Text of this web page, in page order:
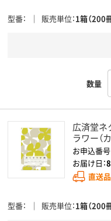
型番 販売単位 1箱（200
数量
広済堂ネ
ラワー（
お申込番号
お届け日：
直送品
型番 販売単位 1箱（200